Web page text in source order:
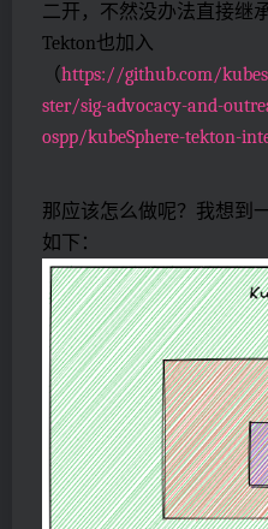
二开，不然没办法直接继
Tekton也加入
（https://github.com/
ster/sig-advocacy-and-
ospp/kubeSphere-tekton-
那应该怎么做呢？我想到
如下：